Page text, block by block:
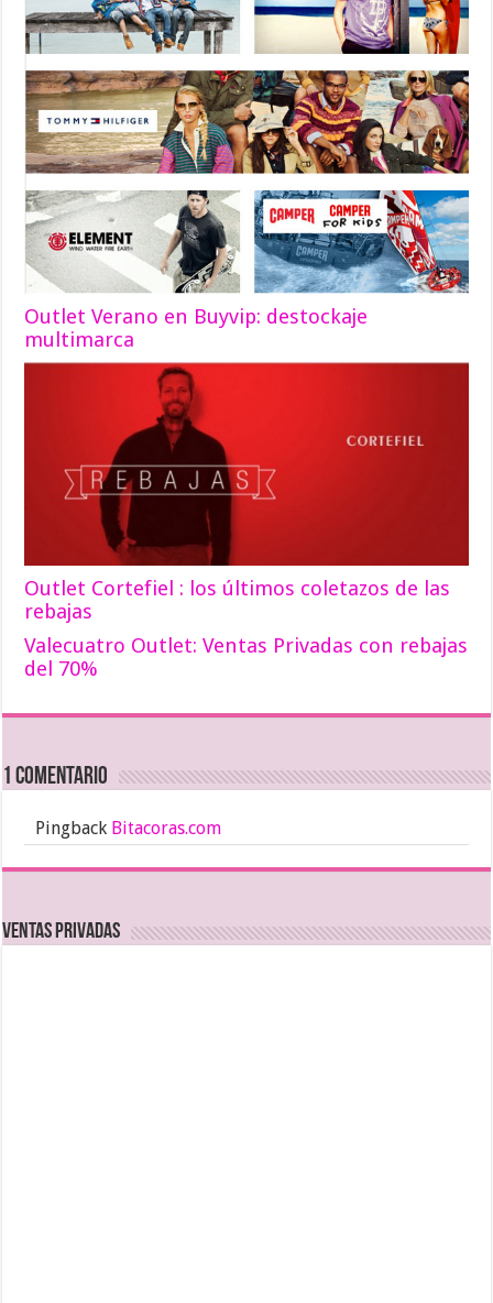
Outlet Verano en Buyvip: destockaje
multimarca
Outlet Cortefiel : los últimos coletazos de las
rebajas
Valecuatro Outlet: Ventas Privadas con rebajas
del 70%
1 comentario
Pingback Bitacoras.com
Ventas Privadas